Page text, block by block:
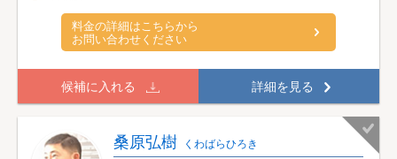
料金の詳細はこちらから
お問い合わせください
候補に入れる 詳細を見る
桑原弘樹 くわばらひろき